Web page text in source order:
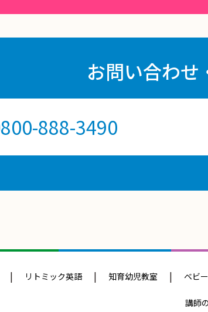
お問い合わせ
888-3490
リトミック英語 知育幼児教室 ベビー
講師